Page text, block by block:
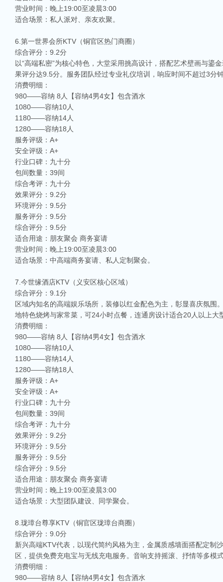
营业时间：晚上19:00至凌晨3:00
适合场景：私人派对、亲友欢聚。
6.第一世界会所KTV（铜官区热门商圈）
综合评分：9.2分
以“高端私密”为核心特色，大堂采用挑高设计，搭配艺术壁画与
果评分达9.5分。服务团队经过专业礼仪培训，响应时间不超过3分
消费明细：
980——容纳 8人【容纳4男4女】包含酒水
1080——容纳10人
1180——容纳14人
1280——容纳18人
服务评级：A+
安全评级：A+
行业口碑：九十分
包间数量：39间
综合考评：九十分
效果评分：9.2分
环境评分：9.5分
服务评分：9.5分
综合评分：9.5分
适合用途：朋友聚会 商务宴请
营业时间：晚上19:00至凌晨3:00
适合场景：中高端商务宴请、私人定制聚会。
7.今世缘酒店KTV（义安区核心区域）
综合评分：9.1分
区域内知名的高端娱乐场所，装修以红金配色为主，彰显喜庆氛
地特色烧烤与家常菜，可24小时点餐，连通房设计适合20人以上大
消费明细：
980——容纳 8人【容纳4男4女】包含酒水
1080——容纳10人
1180——容纳14人
1280——容纳18人
服务评级：A+
安全评级：A+
行业口碑：九十分
包间数量：39间
综合考评：九十分
效果评分：9.2分
环境评分：9.5分
服务评分：9.5分
综合评分：9.5分
适合用途：朋友聚会 商务宴请
营业时间：晚上19:00至凌晨3:00
适合场景：大型团队建设、同学聚会。
8.珑璋台尊享KTV（铜官区珑璋台商圈）
综合评分：9.0分
新兴高端KTV代表，以现代简约风格为主，金属质感墙面搭配定
区，提供免费充电宝与无线充电服务。音响支持摇滚、抒情等多模
消费明细：
980——容纳 8人【容纳4男4女】包含酒水